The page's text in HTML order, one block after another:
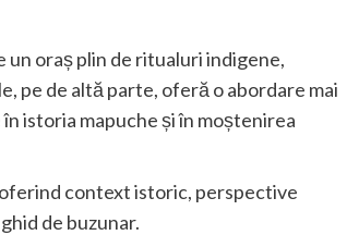
un oraș plin de ritualuri indigene,
pe de altă parte, oferă o abordare mai
istoria mapuche și în moștenirea
context istoric, perspective
de buzunar.